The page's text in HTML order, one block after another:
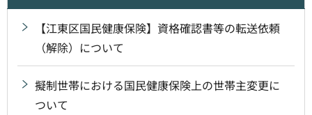
【江東区国民健康保険】資格確認書等の転送依頼
（解除）について
擬制世帯における国民健康保険上の世帯主変更に
ついて